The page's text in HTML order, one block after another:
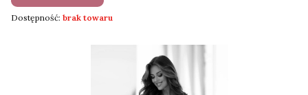
Dostępność: brak towaru